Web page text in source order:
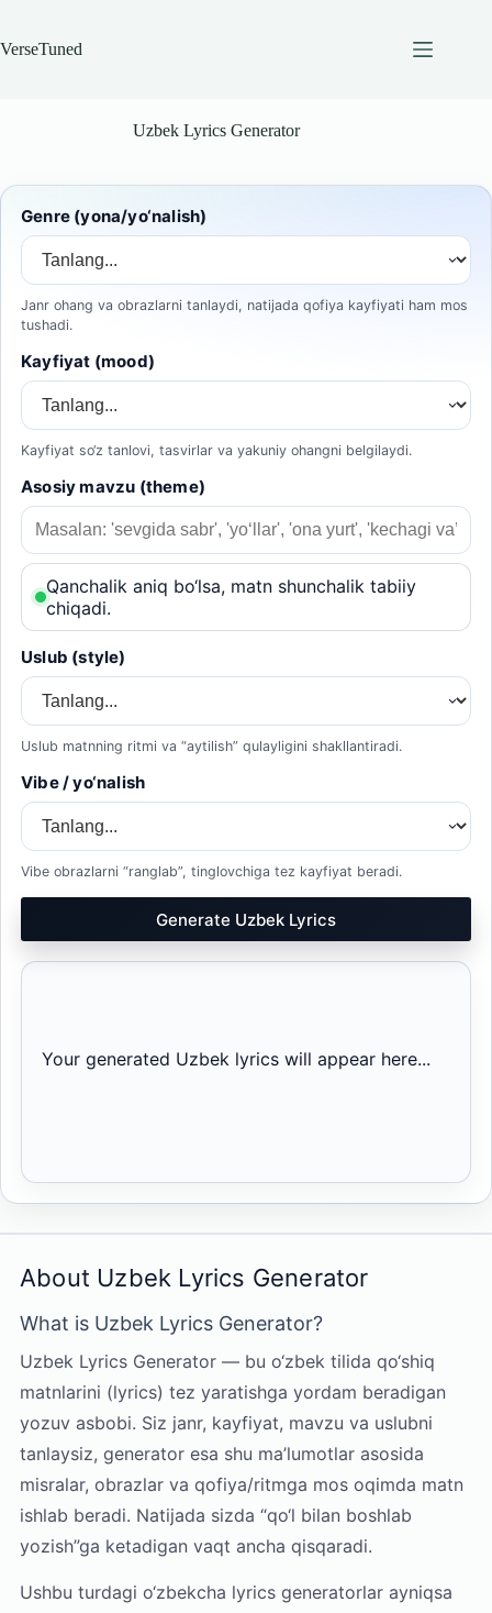
content
VerseTuned
Uzbek Lyrics Generator
Genre (yona/yo‘nalish)
Janr ohang va obrazlarni tanlaydi, natijada qofiya kayfiyati ham mos
tushadi.
Kayfiyat (mood)
Kayfiyat so‘z tanlovi, tasvirlar va yakuniy ohangni belgilaydi.
Asosiy mavzu (theme)
Qanchalik aniq bo‘lsa, matn shunchalik tabiiy
chiqadi.
Uslub (style)
Uslub matnning ritmi va “aytilish” qulayligini shakllantiradi.
Vibe / yo‘nalish
Vibe obrazlarni “ranglab”, tinglovchiga tez kayfiyat beradi.
Generate Uzbek Lyrics
Your generated Uzbek lyrics will appear here...
About Uzbek Lyrics Generator
What is Uzbek Lyrics Generator?
Uzbek Lyrics Generator — bu o‘zbek tilida qo‘shiq
matnlarini (lyrics) tez yaratishga yordam beradigan
yozuv asbobi. Siz janr, kayfiyat, mavzu va uslubni
tanlaysiz, generator esa shu ma’lumotlar asosida
misralar, obrazlar va qofiya/ritmga mos oqimda matn
ishlab beradi. Natijada sizda “qo‘l bilan boshlab
yozish”ga ketadigan vaqt ancha qisqaradi.
Ushbu turdagi o‘zbekcha lyrics generatorlar ayniqsa